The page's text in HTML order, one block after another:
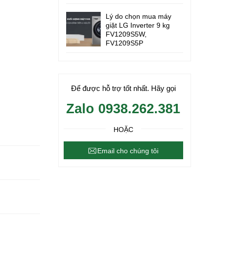
Lý do chọn mua máy
giặt LG Inverter 9 kg
FV1209S5W,
FV1209S5P
Để được hỗ trợ tốt nhất. Hãy gọi
Zalo 0938.262.381
HOẶC
Email cho chúng tôi